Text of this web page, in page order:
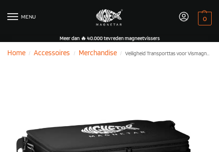
MENU 0
Meer dan 🔥 40.000 tevreden magneetvissers
Home / Accessoires / Merchandise / Veiligheid Transporttas voor Vismagneten – MagShield™